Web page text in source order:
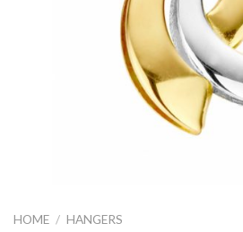
HOME / HANGERS